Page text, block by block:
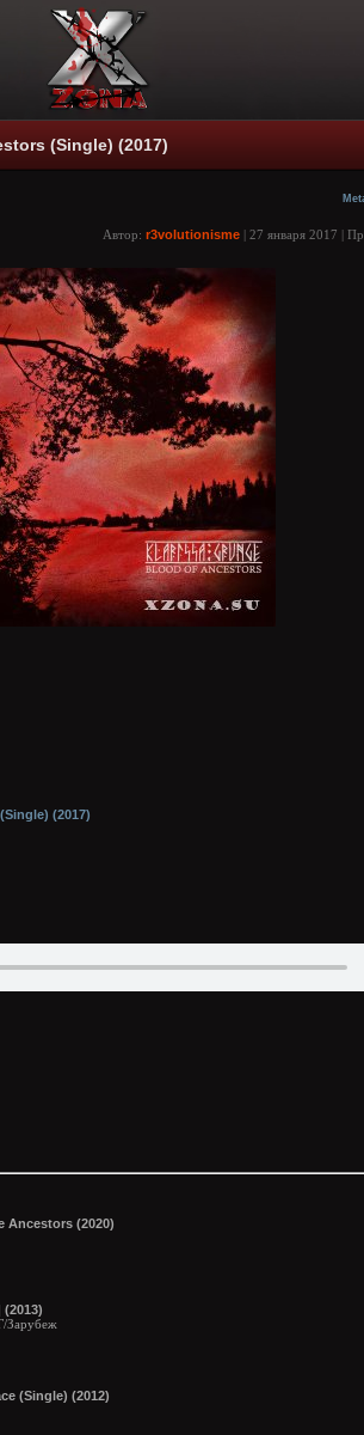
(Single) (2017)
Автор: r3volutionisme | 27 января 2017 |
Ancestors (2020)
Зарубеж
(Single) (2012)